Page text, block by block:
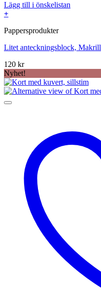
Lägg till i önskelistan
+
Pappersprodukter
Litet anteckningsblock, Makrill
120 kr
Nyhet!